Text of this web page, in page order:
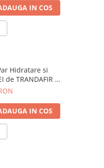
IN COS
Hidratare si
de TRANDAFIR &
IN COS